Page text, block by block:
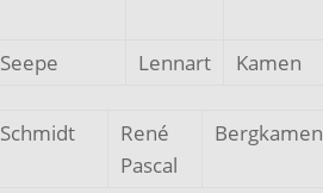
Seepe Lennart Kamen
Schmidt
René
Pascal
Bergkamen